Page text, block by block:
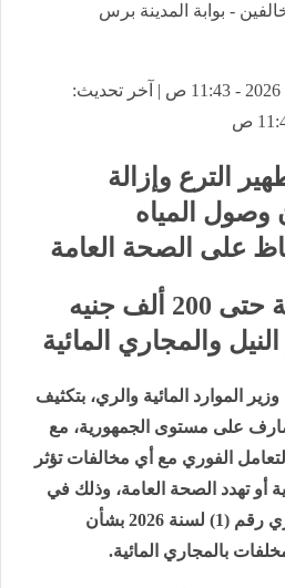
- بوابة المدينة برس
نشر في: الخميس 2 يوليه 2026 - 11:43 ص | آخر تحديث:
الترع وإزالة
وصول المياه
على الصحة العامة
- الحبس والغرامة حتى 200 ألف جنيه
والمجاري المائية
الموارد المائية والري، بتكثيف
على مستوى الجمهورية، مع
الفوري مع أي مخالفات تؤثر
أو تهدد الصحة العامة، وذلك في
إطار تنفيذ المنشور الوزاري رقم (1) لسنة 2026 بشأن
بالمجاري المائية.